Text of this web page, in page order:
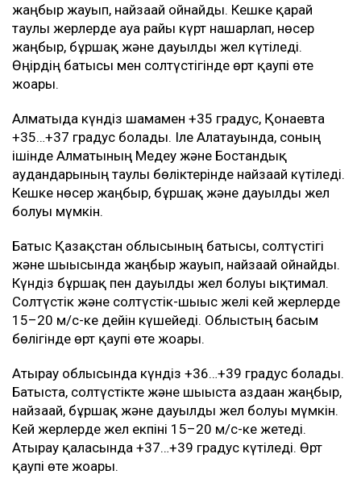
жаңбыр жауып, найзағай ойнайды. Кешке қарай
таулы жерлерде ауа райы күрт нашарлап, нөсер
жаңбыр, бұршақ және дауылды жел күтіледі.
Өңірдің батысы мен солтүстігінде өрт қаупі өте
жоғары.
Алматыда күндіз шамамен +35 градус, Қонаевта
+35…+37 градус болады. Іле Алатауында, соның
ішінде Алматының Медеу және Бостандық
аудандарының таулы бөліктерінде найзағай күтіледі.
Кешке нөсер жаңбыр, бұршақ және дауылды жел
болуы мүмкін.
Батыс Қазақстан облысының батысы, солтүстігі
және шығысында жаңбыр жауып, найзағай ойнайды.
Күндіз бұршақ пен дауылды жел болуы ықтимал.
Солтүстік және солтүстік-шығыс желі кей жерлерде
15–20 м/с-ке дейін күшейеді. Облыстың басым
бөлігінде өрт қаупі өте жоғары.
Атырау облысында күндіз +36…+39 градус болады.
Батыста, солтүстікте және шығыста аздаған жаңбыр,
найзағай, бұршақ және дауылды жел болуы мүмкін.
Кей жерлерде жел екпіні 15–20 м/с-ке жетеді.
Атырау қаласында +37…+39 градус күтіледі. Өрт
қаупі өте жоғары.